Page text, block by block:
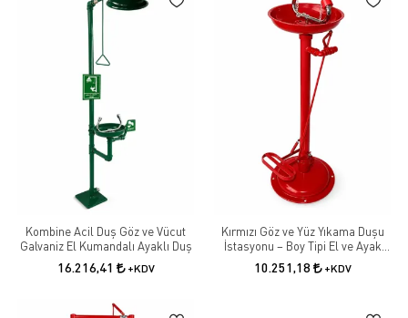
Kombine Acil Duş Göz ve Vücut
Galvaniz El Kumandalı Ayaklı Duş
16.216,41 +KDV
Kırmızı Göz ve Yüz Yıkama Duşu
İstasyonu – Boy Tipi El ve Ayak
Kumandalı Galvanizli Çeşme
10.251,18 +KDV